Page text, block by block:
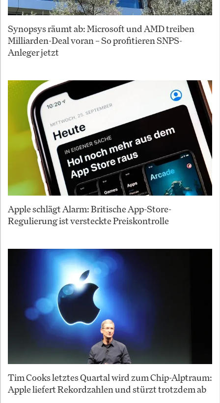
Synopsys räumt ab: Microsoft und AMD treiben
Milliarden-Deal voran – So profitieren SNPS-
Anleger jetzt
Apple schlägt Alarm: Britische App-Store-
Regulierung ist versteckte Preiskontrolle
Tim Cooks letztes Quartal wird zum Chip-Alptraum:
Apple liefert Rekordzahlen und stürzt trotzdem ab